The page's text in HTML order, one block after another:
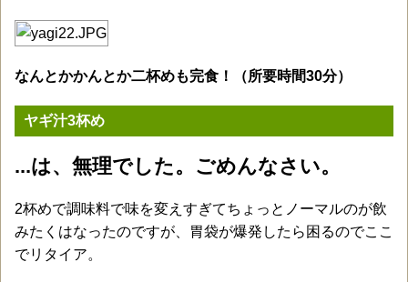
なんとかかんとか二杯めも完食！（所要時間30分）
ヤギ汁3杯め
...は、無理でした。ごめんなさい。
2杯めで調味料で味を変えすぎてちょっとノーマルのが飲
みたくはなったのですが、胃袋が爆発したら困るのでここ
でリタイア。